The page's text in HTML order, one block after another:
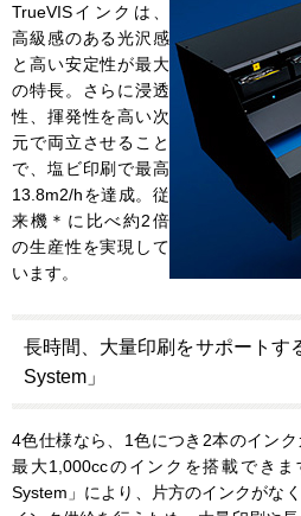
TrueVISインクは、
高級感のある光沢感
と高い安定性が最大
の特長。さらに浸透
性、揮発性を高い次
元で両立させること
で、塩ビ印刷で最高
13.8m2/hを達成。従
来機＊に比べ約2倍
の生産性を実現して
います。
長時間、大量印刷をサポートす
System」
4色仕様なら、1色につき2本のインク
最大1,000ccのインクを搭載できま
System」により、片方のインクがな